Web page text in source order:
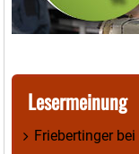
Lesermeinung
Friebertingerbei